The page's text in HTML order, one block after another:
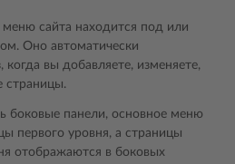
сайта находится под или
Оно автоматически
вы добавляете, изменяете,
страницы.
боковые панели, основное меню
первого уровня, а страницы
отображаются в боковых